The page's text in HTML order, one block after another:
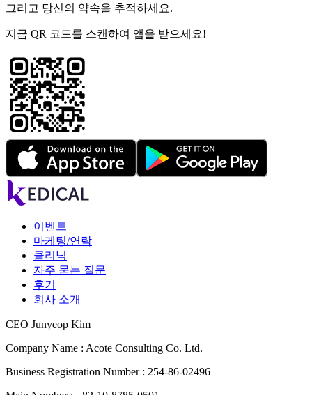
그리고 당신의 약속을 추적하세요.
지금 QR 코드를 스캔하여 앱을 받으세요!
이벤트
마케팅/연락
클리닉
자주 묻는 질문
후기
회사 소개
CEO Junyeop Kim
Company Name : Acote Consulting Co. Ltd.
Business Registration Number : 254-86-02496